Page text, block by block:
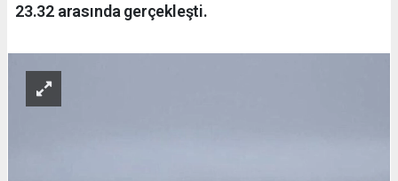
23.32 arasında gerçekleşti.